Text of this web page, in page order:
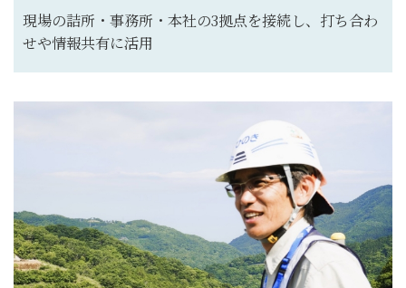
現場の詰所・事務所・本社の3拠点を接続し、打ち合わ
せや情報共有に活用